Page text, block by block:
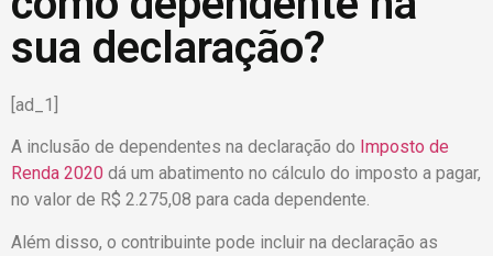
sua declaração?
[ad_1]
A inclusão de dependentes na declaração do Imposto de
Renda 2020 dá um abatimento no cálculo do imposto a pagar,
no valor de R$ 2.275,08 para cada dependente.
Além disso, o contribuinte pode incluir na declaração as